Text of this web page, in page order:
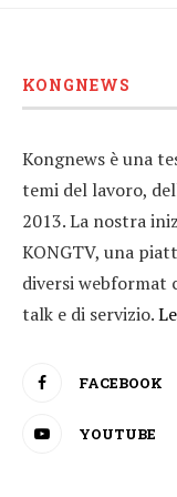
KONGNEWS
Kongnews è una
temi del lavoro,
2013. La nostra
KONGTV, una
diversi webformat
talk e di servizio.
FACEBOOK
YOUTUBE